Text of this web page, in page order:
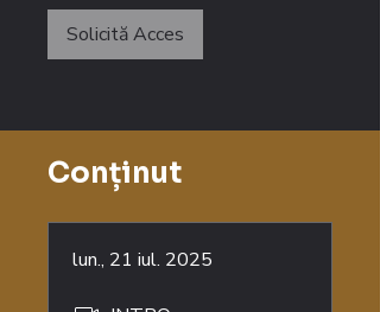
Solicită Acces
Conținut
lun., 21 iul. 2025